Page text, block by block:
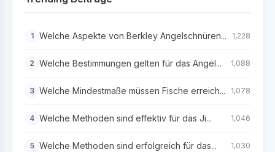
1 Welche Aspekte von Berkley Angelschnüren... 1,228
2 Welche Bestimmungen gelten für das Angel... 1,088
3 Welche Mindestmaße müssen Fische erreich... 1,078
4 Welche Methoden sind effektiv für das Ji... 1,046
5 Welche Methoden sind erfolgreich für das... 1,030